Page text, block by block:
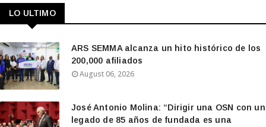
LO ULTIMO
ARS SEMMA alcanza un hito histórico de los
200,000 afiliados
August 06, 2026
José Antonio Molina: “Dirigir una OSN con un
legado de 85 años de fundada es una